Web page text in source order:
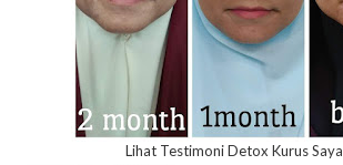
Lihat Testimoni Detox Kurus Saya